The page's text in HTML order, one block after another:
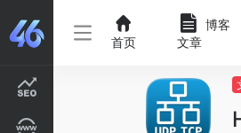
首页
博客
文章